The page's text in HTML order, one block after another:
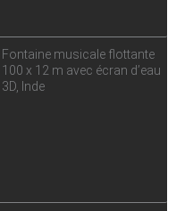
Fontaine musicale flottante
100 x 12 m avec écran d’eau
3D, Inde